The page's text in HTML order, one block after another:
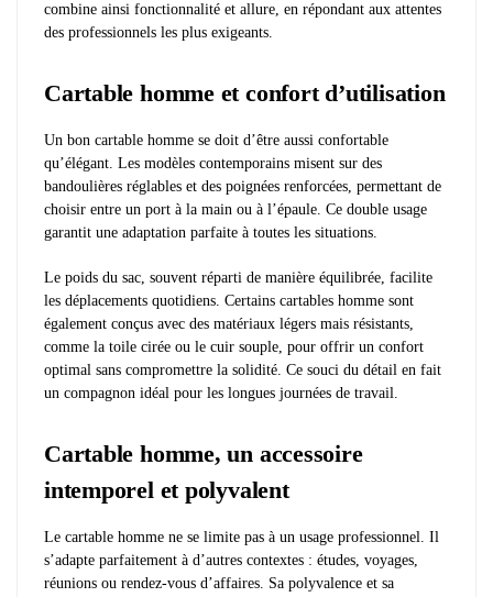
combine ainsi fonctionnalité et allure, en répondant aux attentes
des professionnels les plus exigeants.
Cartable homme et confort d’utilisation
Un bon cartable homme se doit d’être aussi confortable
qu’élégant. Les modèles contemporains misent sur des
bandoulières réglables et des poignées renforcées, permettant de
choisir entre un port à la main ou à l’épaule. Ce double usage
garantit une adaptation parfaite à toutes les situations.
Le poids du sac, souvent réparti de manière équilibrée, facilite
les déplacements quotidiens. Certains cartables homme sont
également conçus avec des matériaux légers mais résistants,
comme la toile cirée ou le cuir souple, pour offrir un confort
optimal sans compromettre la solidité. Ce souci du détail en fait
un compagnon idéal pour les longues journées de travail.
Cartable homme, un accessoire
intemporel et polyvalent
Le cartable homme ne se limite pas à un usage professionnel. Il
s’adapte parfaitement à d’autres contextes : études, voyages,
réunions ou rendez-vous d’affaires. Sa polyvalence et sa